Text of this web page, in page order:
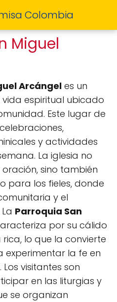
Colombia
Miguel
Arcángel es un
espiritual ubicado
Este lugar de
y actividades
La iglesia no
sino también
para los fieles, donde
y el
Parroquia San
por su cálido
lo que la convierte
experimentar la fe en
visitantes son
en las liturgias y
se organizan